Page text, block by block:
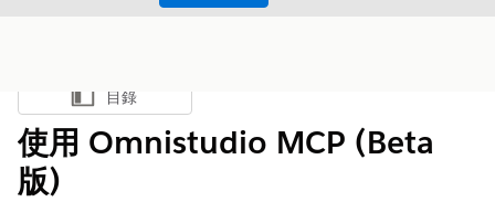
顯示目錄
目錄
使用 Omnistudio MCP (Beta
版)